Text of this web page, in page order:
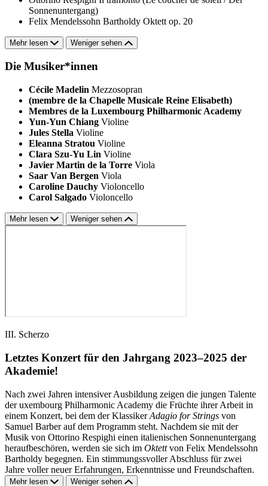
Sonnenuntergang)
Felix Mendelssohn Bartholdy Oktett op. 20
Mehr lesen Weniger sehen
Die Musiker*innen
Cécile Madelin Mezzosopran
(membre de la Chapelle Musicale Reine Elisabeth)
Membres de la Luxembourg Philharmonic Academy
Yun-Yun Chiang Violine
Jules Stella Violine
Eleanna Stratou Violine
Clara Szu-Yu Lin Violine
Javier Martin de la Torre Viola
Saar Van Bergen Viola
Caroline Dauchy Violoncello
Carol Salgado Violoncello
Mehr lesen Weniger sehen
III. Scherzo
Letztes Konzert für den Jahrgang 2023–2025 der
Akademie!
Nach zwei Jahren intensiver Ausbildung zeigen die jungen Talente
der uxembourg Philharmonic Academy die Früchte ihrer Arbeit in
einem Konzert, bei dem der KlassikerAdagio for Strings von
Samuel Barber auf dem Programm steht. Nachdem sie mit der
Musik von Ottorino Respighi einen italienischen Sonnenuntergang
heraufbeschören, werden sie sich im Oktettvon Felix Mendelssohn
Bartholdy begegnen. Ein stimmungssvoller Abschluss für zwei
Jahre voller neuer Erfahrungen, Erkenntnisse und Freundschaften.
Mehr lesen Weniger sehen